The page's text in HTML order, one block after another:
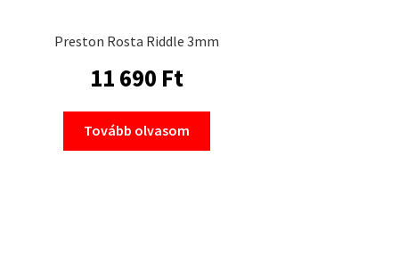
Preston Rosta Riddle 3mm
11 690 Ft
Tovább olvasom